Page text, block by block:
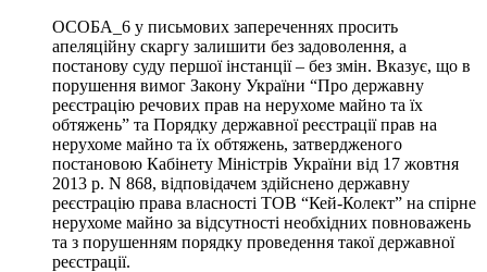
ОСОБА_6 у письмових запереченнях просить
апеляційну скаргу залишити без задоволення, а
постанову суду першої інстанції – без змін. Вказує, що в
порушення вимог Закону України “Про державну
реєстрацію речових прав на нерухоме майно та їх
обтяжень” та Порядку державної реєстрації прав на
нерухоме майно та їх обтяжень, затвердженого
постановою Кабінету Міністрів України від 17 жовтня
2013 р. N 868, відповідачем здійснено державну
реєстрацію права власності ТОВ “Кей-Колект” на спірне
нерухоме майно за відсутності необхідних повноважень
та з порушенням порядку проведення такої державної
реєстрації.